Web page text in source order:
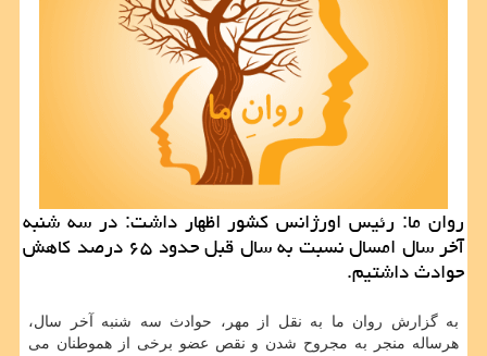
روان ما: رئیس اورژانس كشور اظهار داشت: در سه شنبه
آخر سال امسال نسبت به سال قبل حدود ۶۵ درصد كاهش
حوادث داشتیم.
به گزارش روان ما به نقل از مهر، حوادث سه شنبه آخر سال،
هرساله منجر به مجروح شدن و نقص عضو برخی از هموطنان می